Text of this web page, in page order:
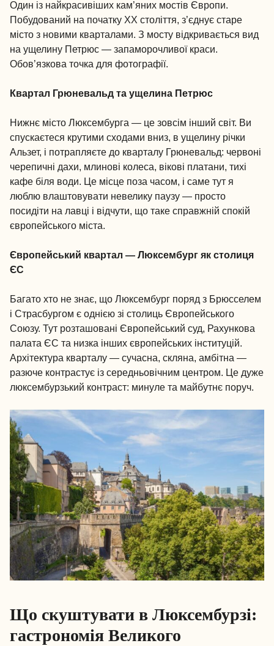
Один із найкрасивіших кам’яних мостів Європи.
Побудований на початку XX століття, з’єднує старе
місто з новими кварталами. З мосту відкривається вид
на ущелину Петрюс — запаморочливої краси.
Обов’язкова точка для фотографії.
Квартал Грюневальд та ущелина Петрюс
Нижнє місто Люксембурга — це зовсім інший світ. Ви
спускаєтеся крутими сходами вниз, в ущелину річки
Альзет, і потрапляєте до кварталу Грюневальд: червоні
черепичні дахи, млинові колеса, вікові платани, тихі
кафе біля води. Це місце поза часом, і саме тут я
люблю влаштовувати невелику паузу — просто
посидіти на лавці і відчути, що таке справжній спокій
європейського міста.
Європейський квартал — Люксембург як столиця
ЄС
Багато хто не знає, що Люксембург поряд з Брюсселем
і Страсбургом є однією зі столиць Європейського
Союзу. Тут розташовані Європейський суд, Рахункова
палата ЄС та низка інших європейських інституцій.
Архітектура кварталу — сучасна, скляна, амбітна —
разюче контрастує із середньовічним центром. Це дуже
люксембурзький контраст: минуле та майбутнє поруч.
Що скуштувати в Люксембурзі:
гастрономія Великого